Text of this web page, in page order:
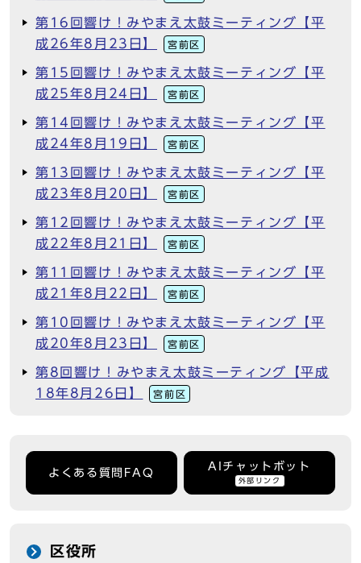
第16回響け！みやまえ太鼓ミーティング【平
成26年8月23日】
宮前区
第15回響け！みやまえ太鼓ミーティング【平
成25年8月24日】
宮前区
第14回響け！みやまえ太鼓ミーティング【平
成24年8月19日】
宮前区
第13回響け！みやまえ太鼓ミーティング【平
成23年8月20日】
宮前区
第12回響け！みやまえ太鼓ミーティング【平
成22年8月21日】
宮前区
第11回響け！みやまえ太鼓ミーティング【平
成21年8月22日】
宮前区
第10回響け！みやまえ太鼓ミーティング【平
成20年8月23日】
宮前区
第8回響け！みやまえ太鼓ミーティング【平成
18年8月26日】
宮前区
よくある質問FAQ
AIチャットボット
外部リンク
区役所